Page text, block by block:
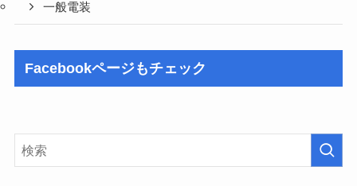
一般電装
Facebookページもチェック